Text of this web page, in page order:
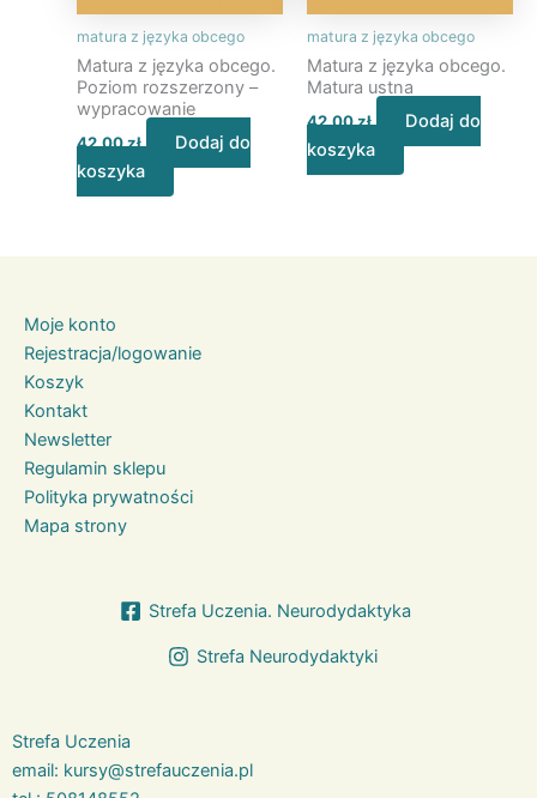
matura z języka obcego
Matura z języka obcego.
Poziom rozszerzony –
wypracowanie
42,00zł
Dodaj do
koszyka
matura z języka obcego
Matura z języka obcego.
Matura ustna
42,00zł
Dodaj do
koszyka
Moje konto
Rejestracja/logowanie
Koszyk
Kontakt
Newsletter
Regulamin sklepu
Polityka prywatności
Mapa strony
Strefa Uczenia. Neurodydaktyka
Strefa Neurodydaktyki
Strefa Uczenia
email: kursy@strefauczenia.pl